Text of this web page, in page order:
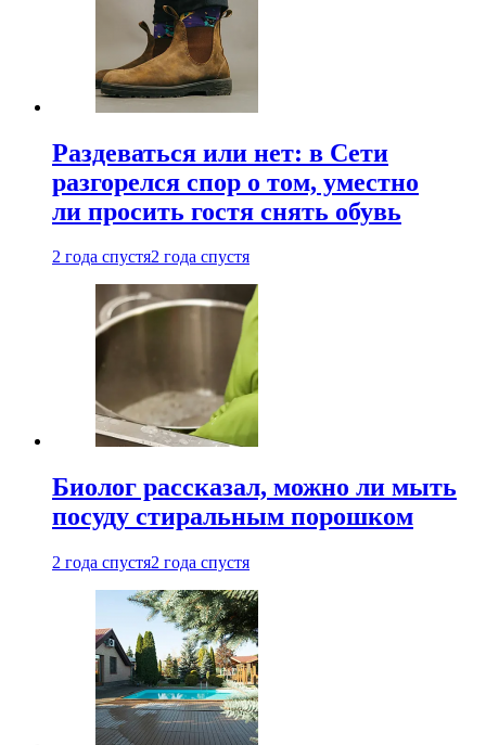
Раздеваться или нет: в Сети
разгорелся спор о том, уместно
ли просить гостя снять обувь
2 года спустя2 года спустя
Биолог рассказал, можно ли мыть
посуду стиральным порошком
2 года спустя2 года спустя